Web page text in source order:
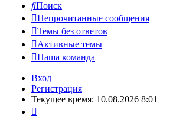
Поиск
Непрочитанные сообщения
Темы без ответов
Активные темы
Наша команда
Вход
Регистрация
Текущее время: 10.08.2026 8:01